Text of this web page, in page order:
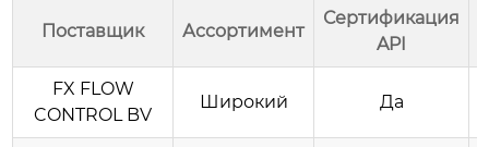
Поставщик Ассортимент
Сертификация
API
FX FLOW
CONTROL BV
Широкий Да